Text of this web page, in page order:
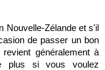
Nouvelle-Zélande et s'il
de passer un bon
généralement à
plus si vous voulez